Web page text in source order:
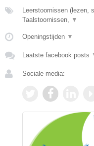
Leerstoornissen (lezen,
Taalstoornissen, ▼
Openingstijden ▼
Laatste facebook posts
Sociale media: